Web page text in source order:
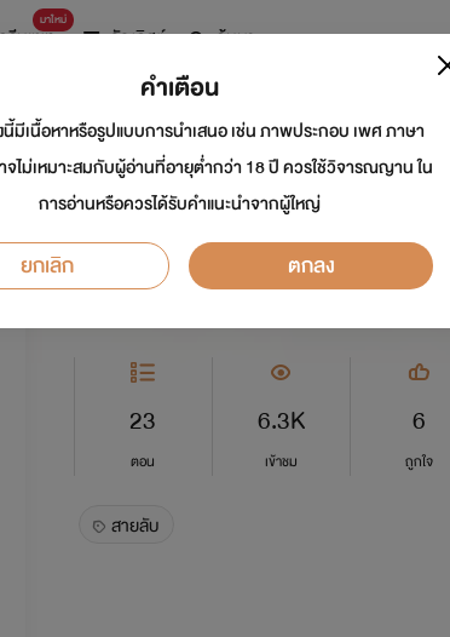
มาใหม่
รีมแชท ธัญลิสต์ ค้นหา
จิ้งจอกสาวล่าทรชน 2
นักเขียน:ชะนีไทย
อีโรติก
23
ตอน
6.3K
เข้าชม
6
ถูกใจ
สายลับ
คำเตือน
นี้มีเนื้อหาหรือรูปแบบการนำเสนอ เช่น ภาพประกอบ เพศ ภาษา
จไม่เหมาะสมกับผู้อ่านที่อายุต่ำกว่า 18 ปี ควรใช้วิจารณญาน ใน
การอ่านหรือควรได้รับคำแนะนำจากผู้ใหญ่
ยกเลิก ตกลง